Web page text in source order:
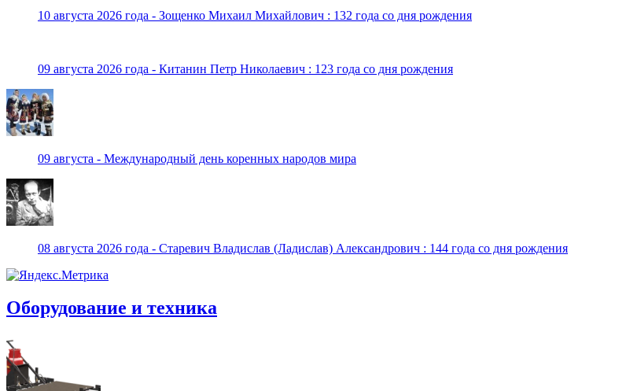
10 августа 2026 года - Зощенко Михаил Михайлович : 132 года со дня рождения
09 августа 2026 года - Китанин Петр Николаевич : 123 года со дня рождения
09 августа - Международный день коренных народов мира
08 августа 2026 года - Старевич Владислав (Ладислав) Александрович : 144 года со дня рождения
Оборудование и техника